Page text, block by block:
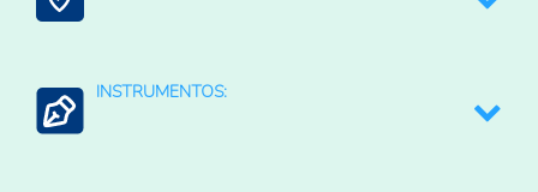
Agua para la agricultura
INSTRUMENTOS: